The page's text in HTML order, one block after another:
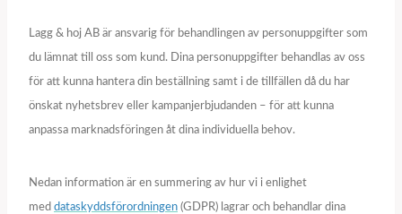
Lagg & hoj AB är ansvarig för behandlingen av personuppgifter som
du lämnat till oss som kund. Dina personuppgifter behandlas av oss
för att kunna hantera din beställning samt i de tillfällen då du har
önskat nyhetsbrev eller kampanjerbjudanden – för att kunna
anpassa marknadsföringen åt dina individuella behov.
Nedan information är en summering av hur vi i enlighet
med dataskyddsförordningen (GDPR) lagrar och behandlar dina